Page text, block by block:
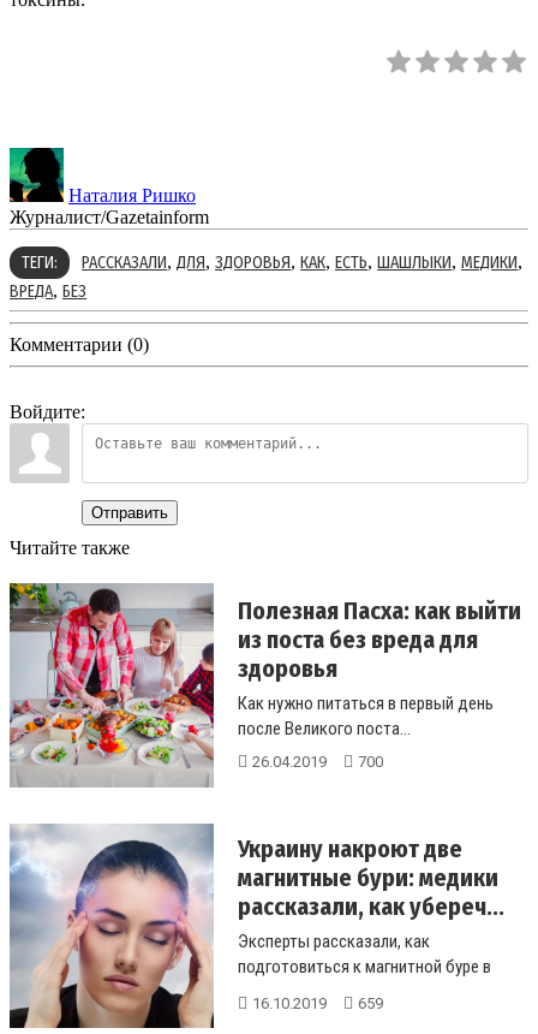
Наталия Ришко
Журналист/Gazetainform
ТЕГИ: РАССКАЗАЛИ, ДЛЯ, ЗДОРОВЬЯ, КАК, ЕСТЬ, ШАШЛЫКИ, МЕДИКИ,
ВРЕДА, БЕЗ
Комментарии (0)
Войдите:
Отправить
Читайте также
Полезная Пасха: как выйти
из поста без вреда для
здоровья
Как нужно питаться в первый день
после Великого поста...
26.04.2019 700
Украину накроют две
магнитные бури: медики
рассказали, как убереч...
Эксперты рассказали, как
подготовиться к магнитной буре в
октябре...
16.10.2019 659